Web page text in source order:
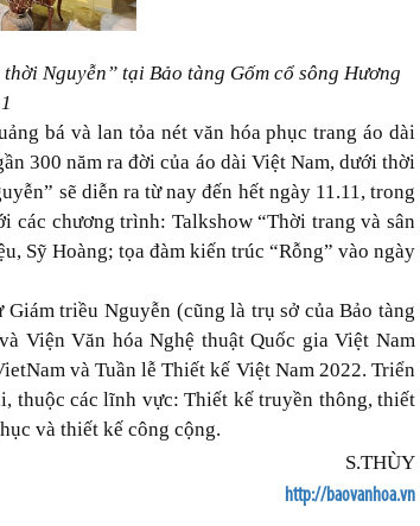
Nguyễn” tại Bảo tàng Gốm cổ sông Hương
bá và lan tỏa nét văn hóa phục trang áo dài
300 năm ra đời của áo dài Việt Nam, dưới thời
sẽ diễn ra từ nay đến hết ngày 11.11, trong
các chương trình: Talkshow “Thời trang và sân
Sỹ Hoàng; tọa đàm kiến trúc “Rỗng” vào ngày
triều Nguyễn (cũng là trụ sở của Bảo tàng
Viện Văn hóa Nghệ thuật Quốc gia Việt Nam
và Tuần lễ Thiết kế Việt Nam 2022. Triển
thuộc các lĩnh vực: Thiết kế truyền thông, thiết
và thiết kế công cộng.
S.THÙY
http://baovanhoa.vn